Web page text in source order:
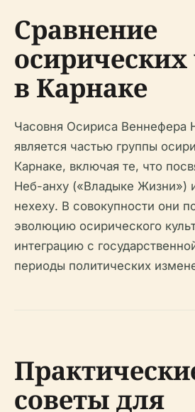
Сравнение
осирических
в Карнаке
Часовня Осириса
является частью группы
Карнаке, включая те, что
Неб-анху («Владыке Жизни»)
нехеху. В совокупности они
эволюцию осирического
интеграцию с
периоды политических
советы для